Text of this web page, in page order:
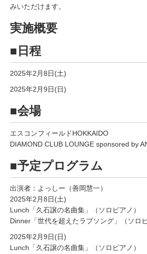
みいただけます。
実施概要
■日程
2025年2月8日(土)
2025年2月9日(日)
■会場
エスコンフィールドHOKKAIDO
DIAMOND CLUB LOUNGE sponsored by
■予定プログラム
出演者：よっしー（善岡慧一）
2025年2月8日(土)
Lunch「久石譲の名曲集」（ソロピアノ）
Dinner「世代を超えたラブソング」（ソロピ
2025年2月9日(日)
Lunch「久石譲の名曲集」（ソロピアノ）